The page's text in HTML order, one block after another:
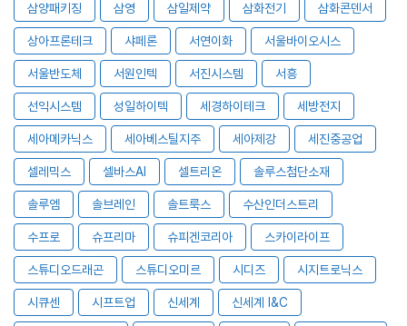
삼양패키징 삼영 삼일제약 삼화전기 삼화콘덴서
상아프론테크 샤페론 서연이화 서울바이오시스
서울반도체 서원인텍 서진시스템 서흥
선익시스템 성일하이텍 세경하이테크 세방전지
세아메카닉스 세아베스틸지주 세아제강 세진중공업
셀레믹스 셀바스AI 셀트리온 솔루스첨단소재
솔루엠 솔브레인 솔트룩스 수산인더스트리
수프로 슈프리마 슈피겐코리아 스카이라이프
스튜디오드래곤 스튜디오미르 시디즈 시지트로닉스
시큐센 시프트업 신세계 신세계 I&C